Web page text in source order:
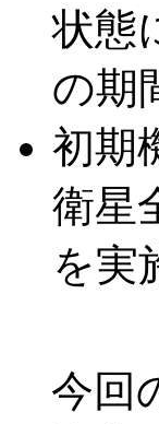
状態
の期
初期
衛星
を実
今回